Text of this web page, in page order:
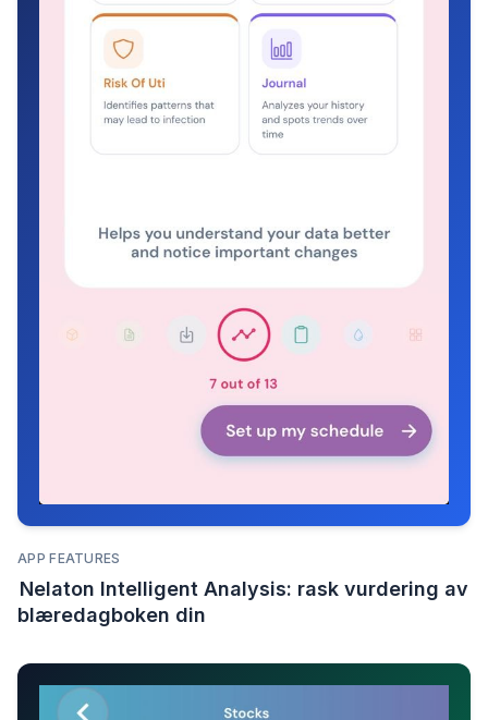
APP FEATURES
Nelaton Intelligent Analysis: rask vurdering av
blæredagboken din